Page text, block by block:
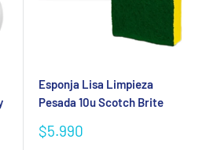
Esponja Lisa Limpieza
Pesada 10u Scotch Brite
Precio
$5.990